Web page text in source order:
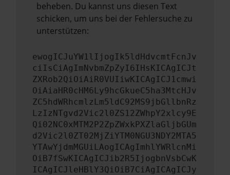
beheben. Du kannst uns diesen Text
schicken, um uns bei der Fehlersuche zu
unterstützen:
ewogICJuYW1lIjogIk5ldHdvcmtFcnJv
ciIsCiAgImNvbmZpZyI6IHsKICAgICJt
ZXRob2QiOiAiR0VUIiwKICAgICJ1cmwi
OiAiaHR0cHM6Ly9hcGkueC5ha3MtcHJv
ZC5hdWRhcmlzLm5ldC92MS9jbGllbnRz
LzIzNTgvd2Vic2l0ZS12ZWhpY2xlcy9E
Qi02NC0xMTM2P2ZpZWxkPXZlaGljbGUm
d2Vic2l0ZT02MjZiYTM0NGU3NDY2MTA5
YTAwYjdmMGUiLAogICAgImhlYWRlcnMi
OiB7fSwKICAgICJib2R5IjogbnVsbCwK
ICAgICJleHBlY3QiOiB7CiAgICAgICJy